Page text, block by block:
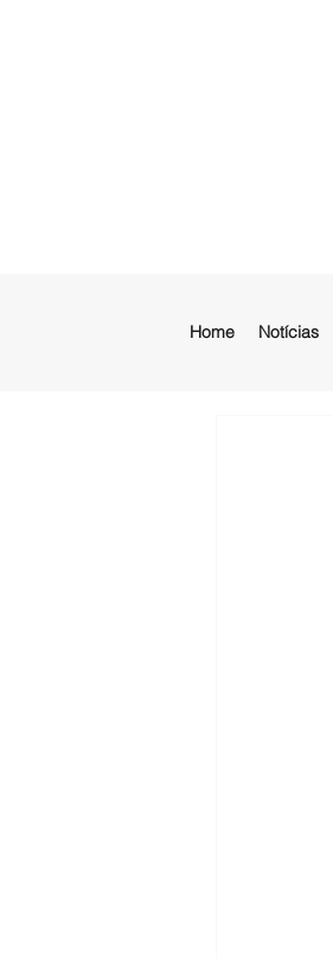
Home Notícias